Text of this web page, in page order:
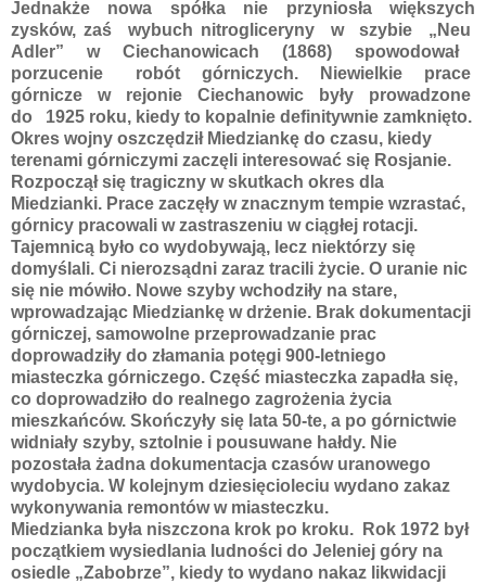
Jednakże nowa spółka nie przyniosła większych
zysków, zaś wybuch nitrogliceryny w szybie „Neu
Adler” w Ciechanowicach (1868) spowodował
porzucenie robót górniczych. Niewielkie prace
górnicze w rejonie Ciechanowic były prowadzone
do 1925 roku, kiedy to kopalnie definitywnie zamknięto.
Okres wojny oszczędził Miedziankę do czasu, kiedy
terenami górniczymi zaczęli interesować się Rosjanie.
Rozpoczął się tragiczny w skutkach okres dla
Miedzianki. Prace zaczęły w znacznym tempie wzrastać,
górnicy pracowali w zastraszeniu w ciągłej rotacji.
Tajemnicą było co wydobywają, lecz niektórzy się
domyślali. Ci nierozsądni zaraz tracili życie. O uranie nic
się nie mówiło. Nowe szyby wchodziły na stare,
wprowadzając Miedziankę w drżenie. Brak dokumentacji
górniczej, samowolne przeprowadzanie prac
doprowadziły do złamania potęgi 900-letniego
miasteczka górniczego. Część miasteczka zapadła się,
co doprowadziło do realnego zagrożenia życia
mieszkańców. Skończyły się lata 50-te, a po górnictwie
widniały szyby, sztolnie i pousuwane hałdy. Nie
pozostała żadna dokumentacja czasów uranowego
wydobycia. W kolejnym dziesięcioleciu wydano zakaz
wykonywania remontów w miasteczku.
Miedzianka była niszczona krok po kroku. Rok 1972 był
początkiem wysiedlania ludności do Jeleniej góry na
osiedle „Zabobrze”, kiedy to wydano nakaz likwidacji